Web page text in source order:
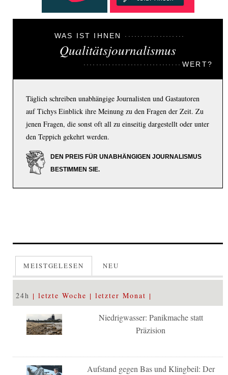
WAS IST IHNEN
Qualitätsjournalismus
WERT?
Täglich schreiben unabhängige Journalisten und Gastautoren
auf Tichys Einblick ihre Meinung zu den Fragen der Zeit. Zu
jenen Fragen, die sonst oft all zu einseitig dargestellt oder unter
den Teppich gekehrt werden.
DEN PREIS FÜR UNABHÄNGIGEN JOURNALISMUS
BESTIMMEN SIE.
MEISTGELESEN NEU
24h letzte Woche letzter Monat
Niedrigwasser: Panikmache statt
Präzision
Aufstand gegen Bas und Klingbeil: Der